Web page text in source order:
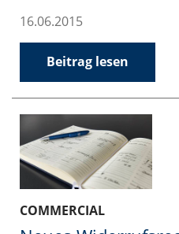
16.06.2015
Beitrag lesen
COMMERCIAL